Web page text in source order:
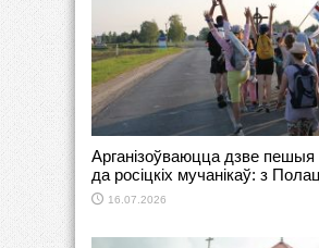
Арганізоўваюцца дзве пешыя
да росіцкіх мучанікаў: з
16.07.2026